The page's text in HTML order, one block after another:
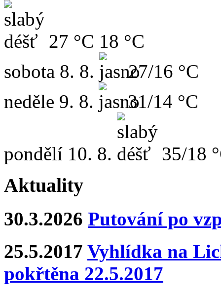
27 °C 18 °C
sobota 8. 8.
27/16 °C
neděle 9. 8. 31/14 °C
pondělí 10. 8. 35/18
Aktuality
30.3.2026 Putování po
25.5.2017 Vyhlídka na
pokřtěna 22.5.2017